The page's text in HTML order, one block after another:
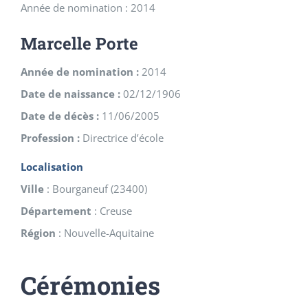
Année de nomination : 2014
Marcelle Porte
Année de nomination : 2014
Date de naissance : 02/12/1906
Date de décès : 11/06/2005
Profession : Directrice d’école
Localisation
Ville : Bourganeuf(23400)
Département : Creuse
Région : Nouvelle-Aquitaine
Cérémonies